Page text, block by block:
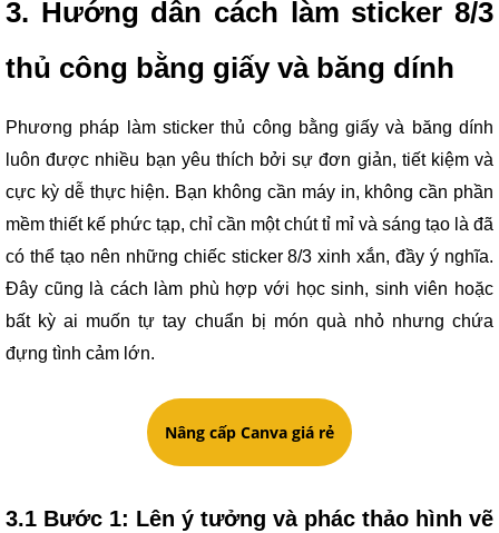
3. Hướng dẫn cách làm sticker 8/3
thủ công bằng giấy và băng dính
Phương pháp làm sticker thủ công bằng giấy và băng dính
luôn được nhiều bạn yêu thích bởi sự đơn giản, tiết kiệm và
cực kỳ dễ thực hiện. Bạn không cần máy in, không cần phần
mềm thiết kế phức tạp, chỉ cần một chút tỉ mỉ và sáng tạo là đã
có thể tạo nên những chiếc sticker 8/3 xinh xắn, đầy ý nghĩa.
Đây cũng là cách làm phù hợp với học sinh, sinh viên hoặc
bất kỳ ai muốn tự tay chuẩn bị món quà nhỏ nhưng chứa
đựng tình cảm lớn.
Nâng cấp Canva giá rẻ
3.1 Bước 1: Lên ý tưởng và phác thảo hình vẽ